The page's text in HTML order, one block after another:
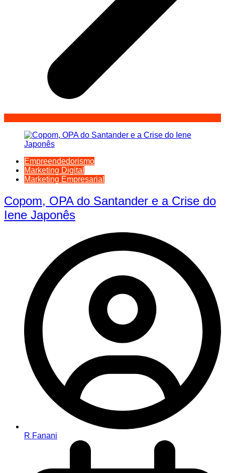
Empreendedorismo
Marketing Digital
Marketing Empresarial
Copom, OPA do Santander e a Crise do
Iene Japonês
R Fanani